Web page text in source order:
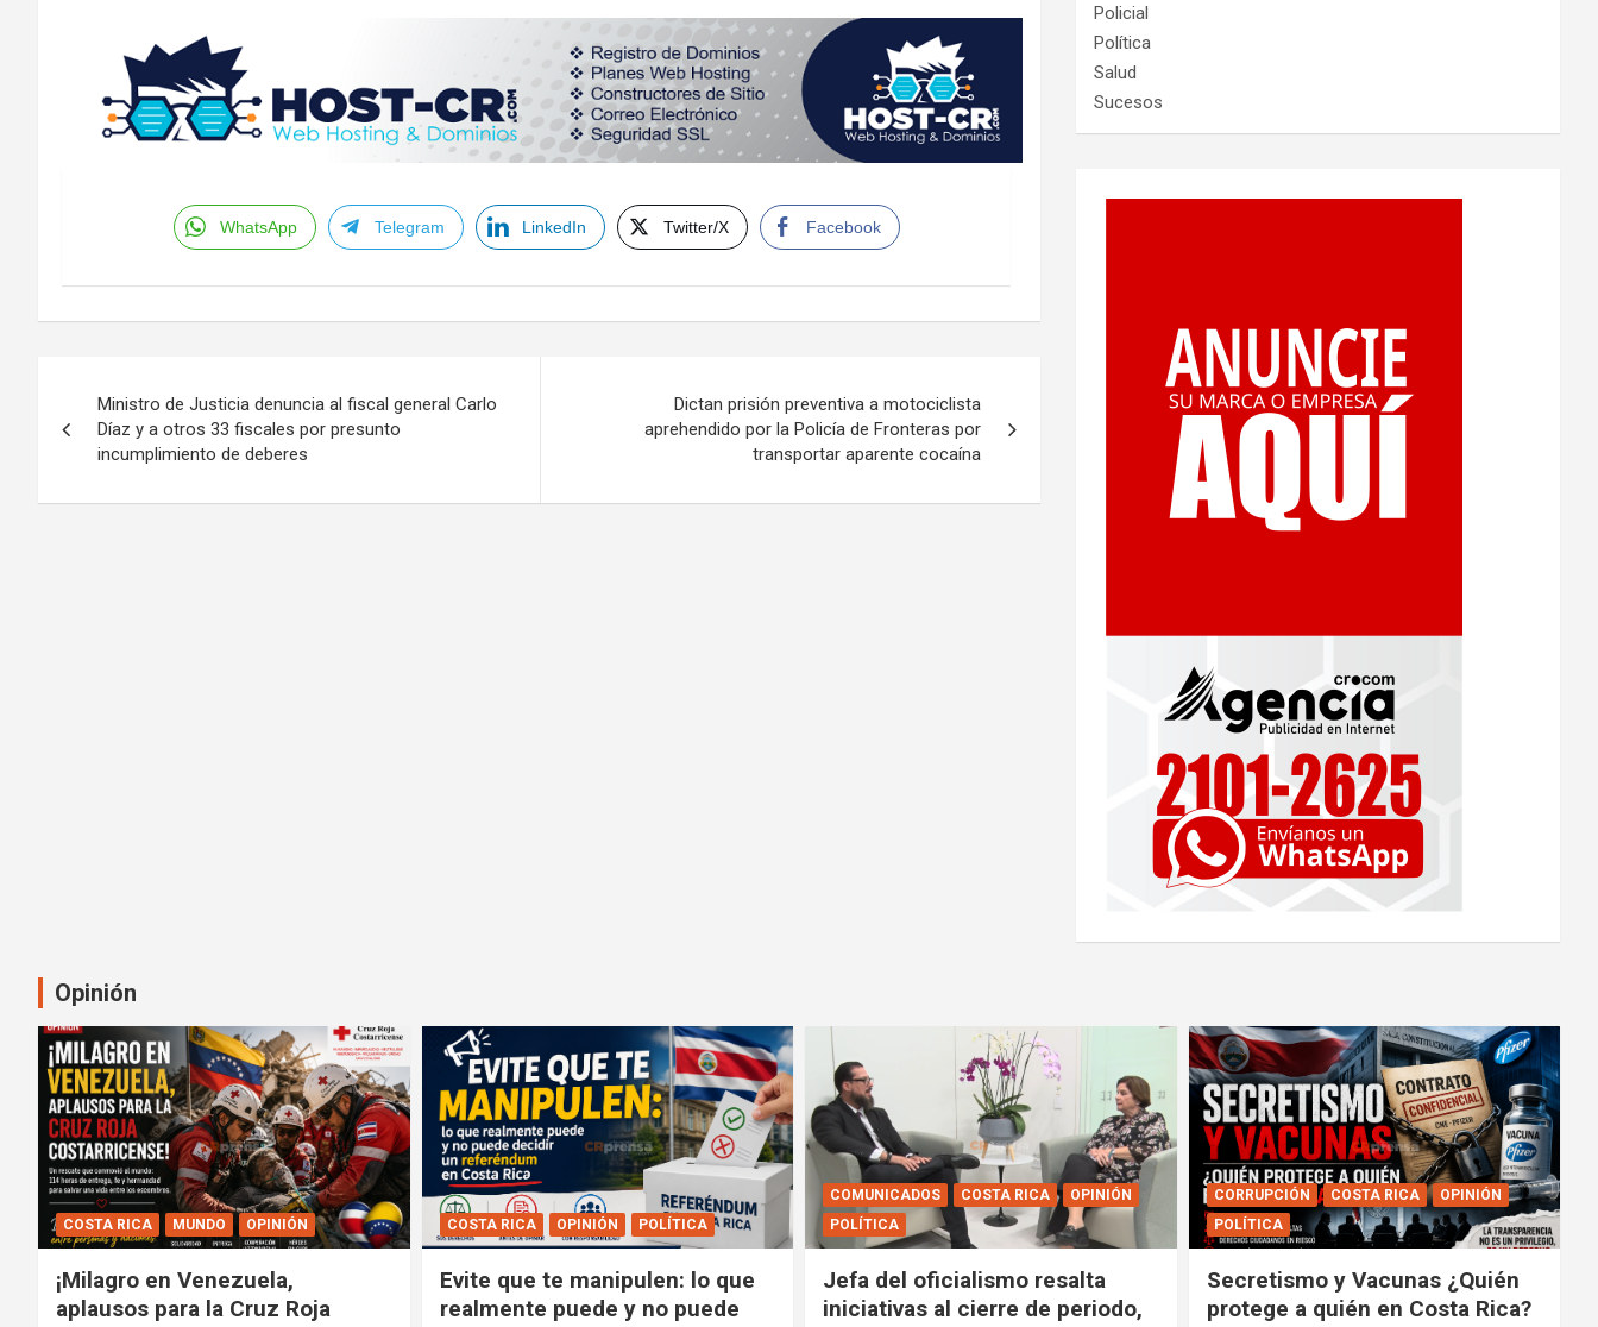
WhatsApp Telegram LinkedIn Twitter/X Facebook
de
entradas
Ministro de Justicia denuncia al fiscal general Carlo
Díaz y a otros 33 fiscales por presunto
incumplimiento de deberes
Dictan prisión preventiva a motociclista
aprehendido por la Policía de Fronteras por
transportar aparente cocaína
Policial
Política
Salud
Sucesos
Opinión
COSTA RICA MUNDO OPINIÓN
¡Milagro en Venezuela,
aplausos para la Cruz Roja
COSTA RICA OPINIÓN POLÍTICA
Evite que te manipulen: lo que
realmente puede y no puede
COMUNICADOS COSTA RICA
OPINIÓN
POLÍTICA
Jefa del oficialismo resalta
iniciativas al cierre de periodo,
CORRUPCIÓN COSTA RICA
OPINIÓN
POLÍTICA
Secretismo y Vacunas ¿Quién
protege a quién en Costa Rica?